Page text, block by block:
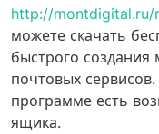
http://montdigital.ru/
можете скачать
быстрого
почтовых
программе есть
ящика.